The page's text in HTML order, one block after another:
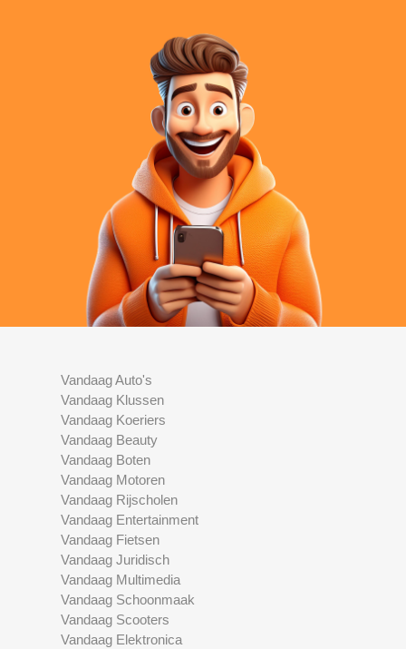
Vandaag Auto's
Vandaag Klussen
Vandaag Koeriers
Vandaag Beauty
Vandaag Boten
Vandaag Motoren
Vandaag Rijscholen
Vandaag Entertainment
Vandaag Fietsen
Vandaag Juridisch
Vandaag Multimedia
Vandaag Schoonmaak
Vandaag Scooters
Vandaag Elektronica